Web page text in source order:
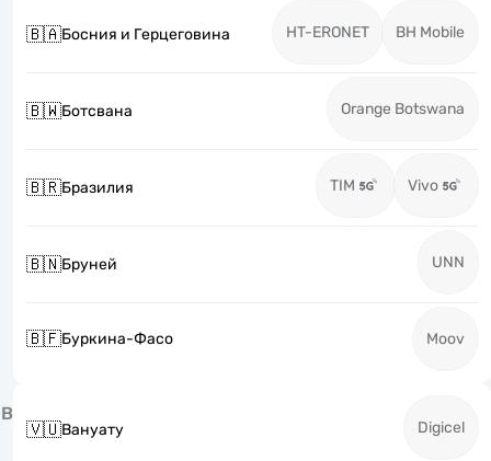
🇧🇦Босния и Герцеговина HT-ERONET BH Mobile
🇧🇼Ботсвана Orange Botswana
🇧🇷Бразилия TIM Vivo
🇧🇳Бруней UNN
🇧🇫Буркина-Фасо Moov
В
🇻🇺Вануату Digicel